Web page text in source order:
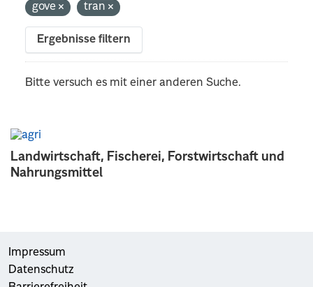
Landwirtschaft, Fischerei, Forstwirtschaft und
Nahrungsmittel
gove
tran
Ergebnisse filtern
Bitte versuch es mit einer anderen Suche.
Impressum
Datenschutz